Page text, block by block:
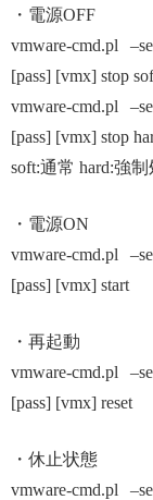
・電源OFF
vmware-cmd.pl
[pass] [vmx] stop
vmware-cmd.pl
[pass] [vmx] stop
soft:通常 hard:強制
・電源ON
vmware-cmd.pl
[pass] [vmx] start
・再起動
vmware-cmd.pl
[pass] [vmx] reset
・休止状態
vmware-cmd.pl